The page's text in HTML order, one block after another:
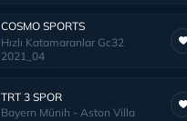
COSMO SPORTS
Hızlı Katamaranlar Gc32
2021_04
TRT 3 SPOR
Bayern Münih - Aston Villa